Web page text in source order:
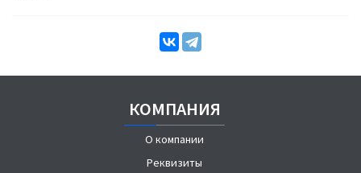
КОМПАНИЯ
О компании
Реквизиты